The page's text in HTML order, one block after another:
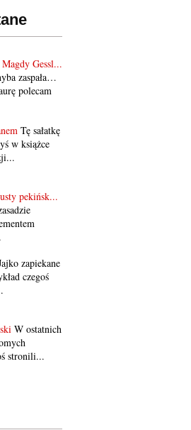
Gessl...
zaspała…
polecam
Tę sałatkę
w książce
pekińsk...
zapiekane
czegoś
W ostatnich
stronili...